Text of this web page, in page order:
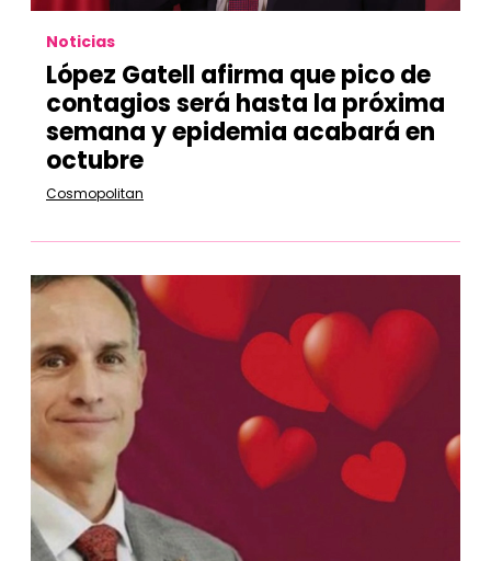
Noticias
López Gatell afirma que pico de
contagios será hasta la próxima
semana y epidemia acabará en
octubre
Cosmopolitan